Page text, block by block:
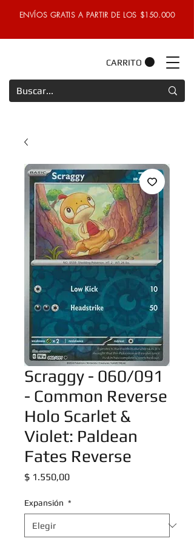
ENVÍOS GRATIS A PARTIR DE LOS $150.000
CARRITO
Scraggy - 060/091
- Common Reverse
Holo Scarlet &
Violet: Paldean
Fates Reverse
$ 1.550,00Precio
Expansión *